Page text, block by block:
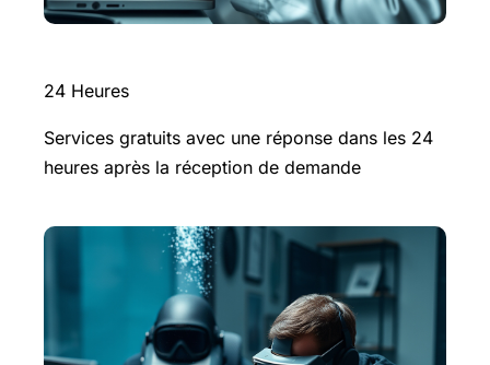
24 Heures
Services gratuits avec une réponse dans les 24
heures après la réception de demande